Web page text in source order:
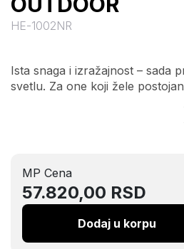
HE-1002NR
Ista snaga i izražajnost – sada
svetlu. Za one koji žele
MP Cena
57.820,00 RSD
Dodaj u korpu